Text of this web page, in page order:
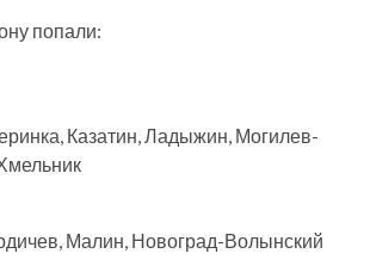
попали:
Казатин, Ладыжин, Могилев-
Малин, Новоград-Волынский